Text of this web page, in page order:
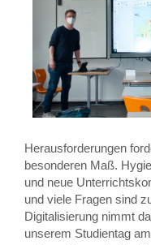
Herausforderungen
besonderen Maß.
und neue
und viele Fragen sind
Digitalisierung nimmt
unserem Studientag